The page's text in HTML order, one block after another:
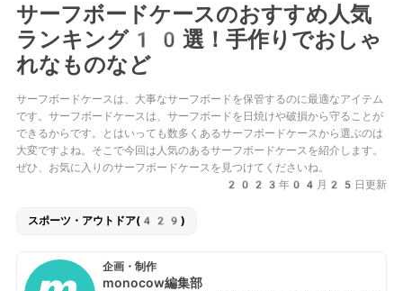
サーフボードケースのおすすめ人気
ランキング10選！手作りでおしゃ
れなものなど
サーフボードケースは、大事なサーフボードを保管するのに最適なアイテム
です。サーフボードケースは、サーフボードを日焼けや破損から守ることが
できるからです。とはいっても数多くあるサーフボードケースから選ぶのは
大変ですよね。そこで今回は人気のあるサーフボードケースを紹介します。
ぜひ、お気に入りのサーフボードケースを見つけてくださいね。
2023年04月25日更新
スポーツ・アウトドア(429)
企画・制作
monocow編集部